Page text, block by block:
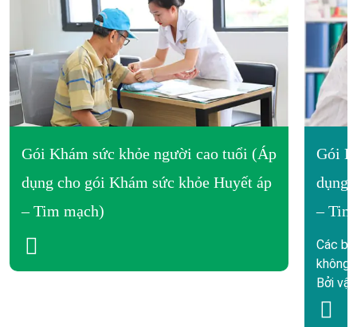
Gói Khám sức khỏe người cao tuổi (Áp
dụng cho gói Khám sức khỏe Huyết áp
– Tim mạch)
Gói
dụng
– Tim
Các
không
Bởi